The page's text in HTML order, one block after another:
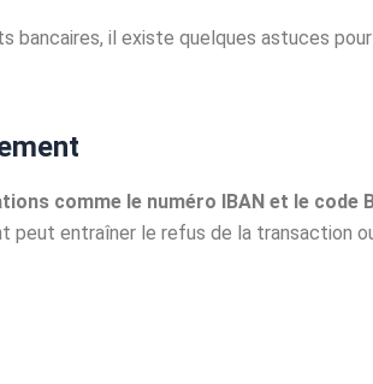
bancaires, il existe quelques astuces
comme le numéro IBAN et le code
entraîner le refus de la transaction